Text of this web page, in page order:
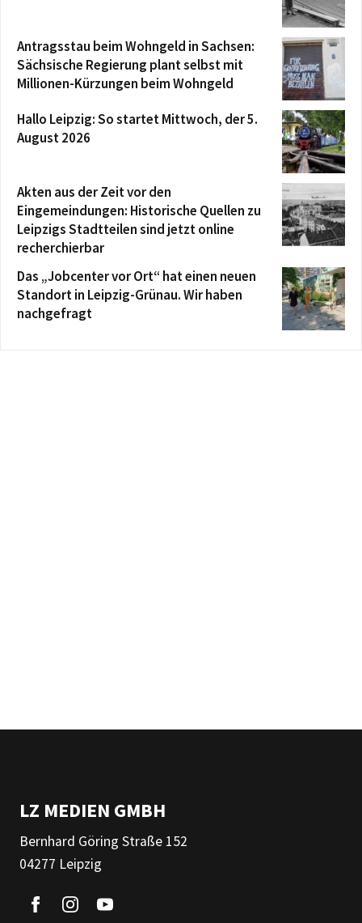
Antragsstau beim Wohngeld in Sachsen:
Sächsische Regierung plant selbst mit
Millionen-Kürzungen beim Wohngeld
Hallo Leipzig: So startet Mittwoch, der 5.
August 2026
Akten aus der Zeit vor den
Eingemeindungen: Historische Quellen zu
Leipzigs Stadtteilen sind jetzt online
recherchierbar
Das „Jobcenter vor Ort“ hat einen neuen
Standort in Leipzig-Grünau. Wir haben
nachgefragt
LZ MEDIEN GMBH
Bernhard Göring Straße 152
04277 Leipzig